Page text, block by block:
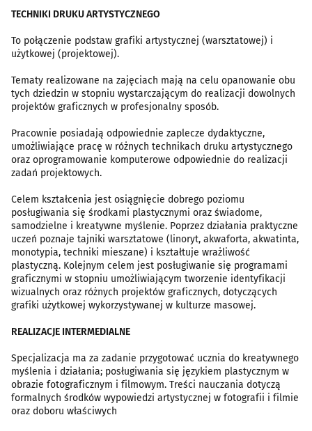
TECHNIKI DRUKU ARTYSTYCZNEGO
To połączenie podstaw grafiki artystycznej (warsztatowej) i
użytkowej (projektowej).
Tematy realizowane na zajęciach mają na celu opanowanie obu
tych dziedzin w stopniu wystarczającym do realizacji dowolnych
projektów graficznych w profesjonalny sposób.
Pracownie posiadają odpowiednie zaplecze dydaktyczne,
umożliwiające pracę w różnych technikach druku artystycznego
oraz oprogramowanie komputerowe odpowiednie do realizacji
zadań projektowych.
Celem kształcenia jest osiągnięcie dobrego poziomu
posługiwania się środkami plastycznymi oraz świadome,
samodzielne i kreatywne myślenie. Poprzez działania praktyczne
uczeń poznaje tajniki warsztatowe (linoryt, akwaforta, akwatinta,
monotypia, techniki mieszane) i kształtuje wrażliwość
plastyczną. Kolejnym celem jest posługiwanie się programami
graficznymi w stopniu umożliwiającym tworzenie identyfikacji
wizualnych oraz różnych projektów graficznych, dotyczących
grafiki użytkowej wykorzystywanej w kulturze masowej.
REALIZACJE INTERMEDIALNE
Specjalizacja ma za zadanie przygotować ucznia do kreatywnego
myślenia i działania; posługiwania się językiem plastycznym w
obrazie fotograficznym i filmowym. Treści nauczania dotyczą
formalnych środków wypowiedzi artystycznej w fotografii i filmie
oraz doboru właściwych